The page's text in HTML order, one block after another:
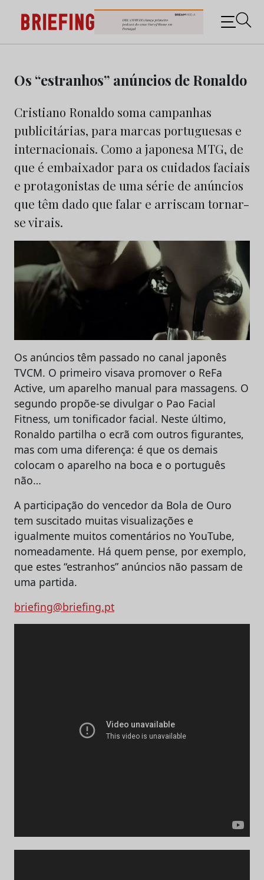
content
Briefing: Todas as notícias sobre os negócios do
Marketing e da Publicidade
Os “estranhos” anúncios de Ronaldo
Cristiano Ronaldo soma campanhas
publicitárias, para marcas portuguesas e
internacionais. Como a japonesa MTG, de
que é embaixador para os cuidados faciais
e protagonistas de uma série de anúncios
que têm dado que falar e arriscam tornar-
se virais.
Os anúncios têm passado no canal japonês
TVCM. O primeiro visava promover o ReFa
Active, um aparelho manual para massagens. O
segundo propõe-se divulgar o Pao Facial
Fitness, um tonificador facial. Neste último,
Ronaldo partilha o ecrã com outros figurantes,
mas com uma diferença: é que os demais
colocam o aparelho na boca e o português
não…
A participação do vencedor da Bola de Ouro
tem suscitado muitas visualizações e
igualmente muitos comentários no YouTube,
nomeadamente. Há quem pense, por exemplo,
que estes “estranhos” anúncios não passam de
uma partida.
briefing@briefing.pt